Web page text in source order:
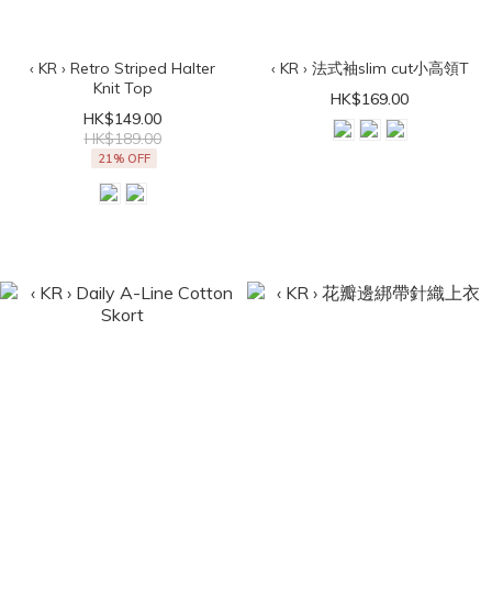
‹ KR › Retro Striped Halter
Knit Top
HK$149.00
HK$189.00
21% OFF
‹ KR › 法式袖slim cut小高領T
HK$169.00